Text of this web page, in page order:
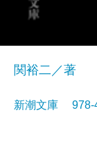
関裕二／著
新潮文庫